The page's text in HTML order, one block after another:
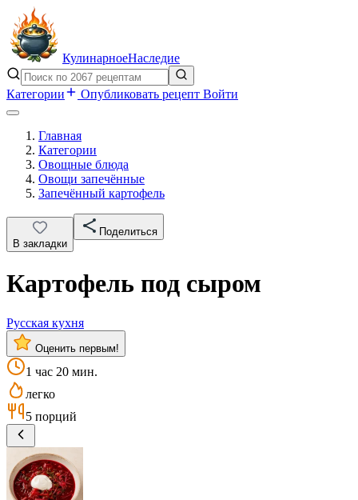
КулинарноеНаследие
Категории Опубликовать рецепт Войти
Главная
Категории
Овощные блюда
Овощи запечённые
Запечённый картофель
В закладки
Поделиться
Картофель под сыром
Русская кухня
Оценить первым!
1 час 20 мин.
легко
5 порций